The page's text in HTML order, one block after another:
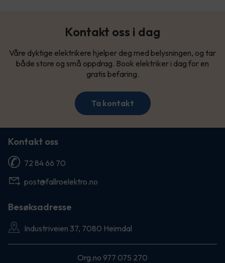
Kontakt oss i dag
Våre dyktige elektrikere hjelper deg med belysningen, og tar
både store og små oppdrag. Book elektriker i dag for en
gratis befaring.
Ta kontakt
Kontakt oss
72 84 66 70
post@fallroelektro.no
Besøksadresse
Industriveien 37, 7080 Heimdal
Org.no 977 075 270